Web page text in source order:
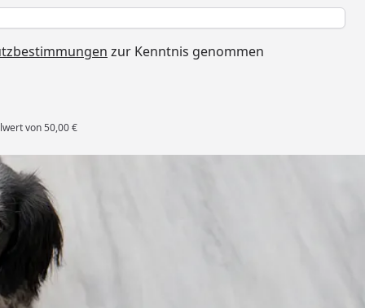
zur Kenntnis genommen
von 50,00 €